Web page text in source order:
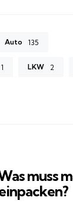
Auto 135
1 LKW 2
muss